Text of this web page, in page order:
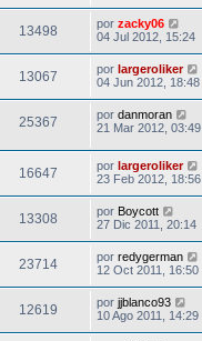
13498 por zacky06
04 Jul 2012, 15:24
13067 por largeroliker
04 Jun 2012, 18:48
25367 por danmoran
21 Mar 2012, 03:49
16647 por largeroliker
23 Feb 2012, 18:56
13308 por Boycott
27 Dic 2011, 20:14
23714 por redygerman
12 Oct 2011, 16:50
12619 por jjblanco93
10 Ago 2011, 14:29